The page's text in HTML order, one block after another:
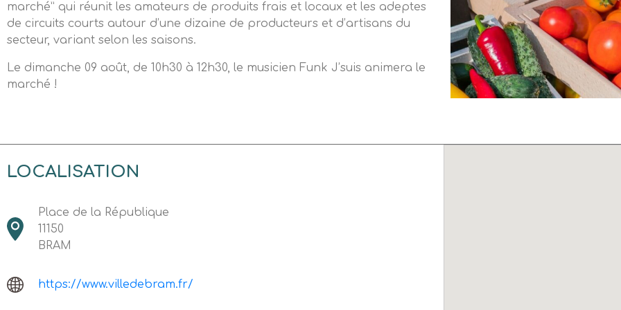
marché” qui réunit les amateurs de produits frais et locaux et les adeptes
de circuits courts autour d’une dizaine de producteurs et d’artisans du
secteur, variant selon les saisons.
Le dimanche 09 août, de 10h30 à 12h30, le musicien Funk J’suis animera le
marché !
LOCALISATION
Place de la République
11150
BRAM
https://www.villedebram.fr/